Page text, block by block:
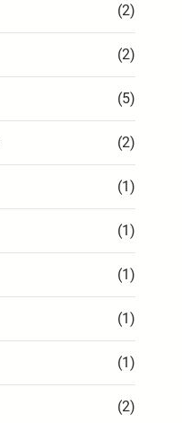
(2)
(2)
(5)
(2)
(1)
(1)
(1)
(1)
(1)
(2)